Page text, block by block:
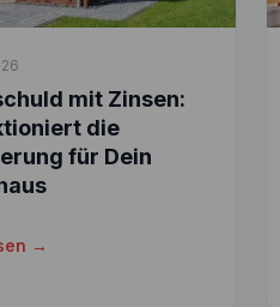
mit Zinsen:
die
für Dein
→